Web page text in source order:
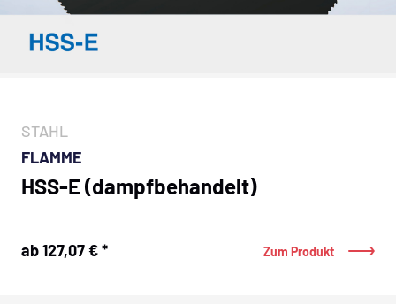
STAHL
FLAMME
HSS-E (dampfbehandelt)
ab 127,07 € * Zum Produkt